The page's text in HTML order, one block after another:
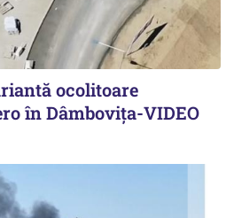
ocolitoare
în Dâmbovița-VIDEO